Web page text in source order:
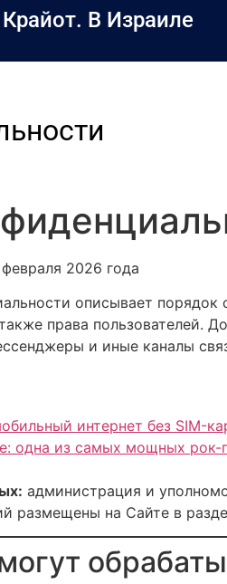
В Израиле
февраля 2026 года
описывает
права пользователей.
и иные каналы
интернет без SIM-
из самых мощных рок-
администрация и
размещены на Сайте в